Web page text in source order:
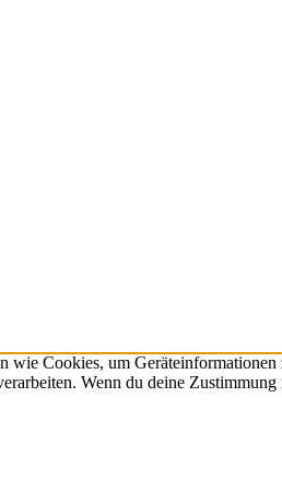
Cookies, um
Wenn du deine